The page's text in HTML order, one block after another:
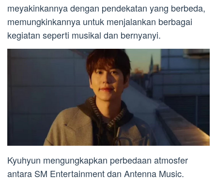
meyakinkannya dengan pendekatan yang berbeda,
memungkinkannya untuk menjalankan berbagai
kegiatan seperti musikal dan bernyanyi.
Kyuhyun mengungkapkan perbedaan atmosfer
antara SM Entertainment dan Antenna Music.